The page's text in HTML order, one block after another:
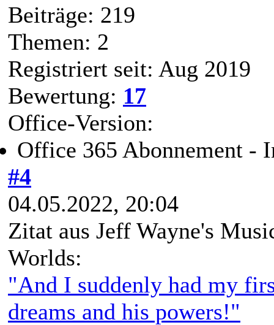
Beiträge: 219
Themen: 2
Registriert seit: Aug 2019
Bewertung: 17
Office-Version:
Office 365 Abonnement -
#4
04.05.2022, 20:04
Zitat aus Jeff Wayne's
Worlds:
"And I suddenly had my
dreams and his powers!"